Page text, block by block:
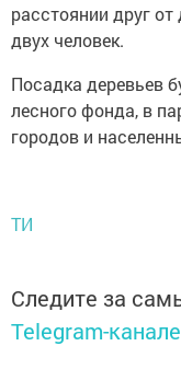
расстоянии друг
двух человек.
Посадка деревьев
лесного фонда, в
городов и
ТИ
Следите за
Telegram-канале